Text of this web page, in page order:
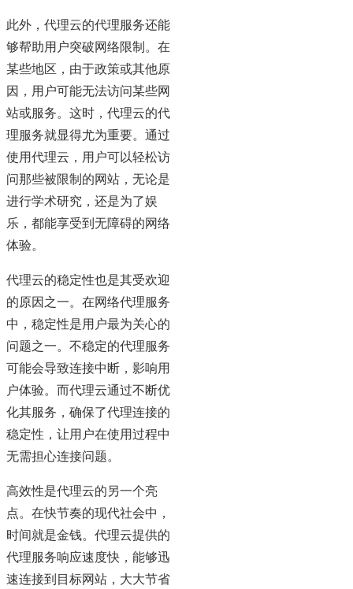
此外，代理云的代理服务还能
够帮助用户突破网络限制。在
某些地区，由于政策或其他原
因，用户可能无法访问某些网
站或服务。这时，代理云的代
理服务就显得尤为重要。通过
使用代理云，用户可以轻松访
问那些被限制的网站，无论是
进行学术研究，还是为了娱
乐，都能享受到无障碍的网络
体验。
代理云的稳定性也是其受欢迎
的原因之一。在网络代理服务
中，稳定性是用户最为关心的
问题之一。不稳定的代理服务
可能会导致连接中断，影响用
户体验。而代理云通过不断优
化其服务，确保了代理连接的
稳定性，让用户在使用过程中
无需担心连接问题。
高效性是代理云的另一个亮
点。在快节奏的现代社会中，
时间就是金钱。代理云提供的
代理服务响应速度快，能够迅
速连接到目标网站，大大节省